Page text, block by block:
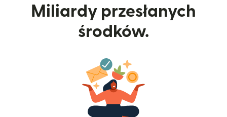
Miliardy przesłanych
środków.